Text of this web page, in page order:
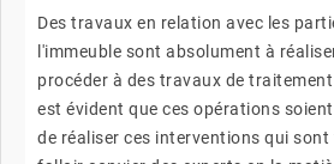
Des travaux en relation avec les
l'immeuble sont absolument à
procéder à des travaux de
est évident que ces opérations
de réaliser ces interventions qui